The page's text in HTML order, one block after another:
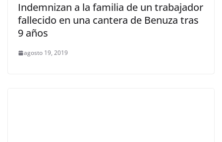
Indemnizan a la familia de un trabajador
fallecido en una cantera de Benuza tras
9 años
agosto 19, 2019